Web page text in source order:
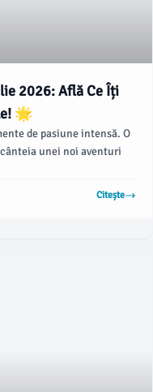
2026: Află Ce Îți
🌟
de pasiune intensă. O
unei noi aventuri
Citește